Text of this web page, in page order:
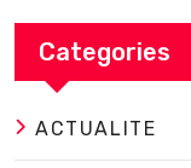
Categories
ACTUALITE